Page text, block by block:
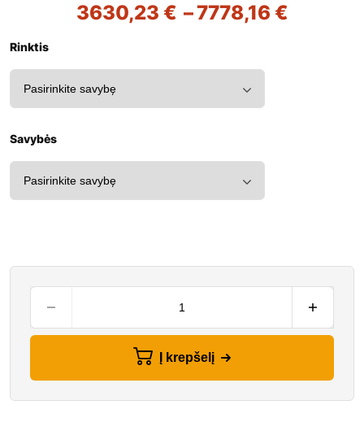
3630,23 € –7778,16 €
Rinktis
Savybės
Į krepšelį